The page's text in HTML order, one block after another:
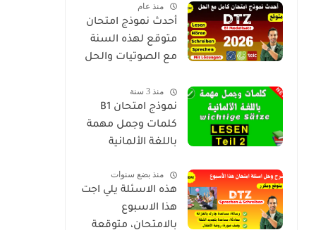
الأصوات والحل
منذ عام
أحدث نموذج امتحان
متوقع لهذه السنة
مع الصوتيات والحل
2026
منذ 3 سنة
نموذج امتحان B1
كلمات وجمل مهمة
باللغة الألمانية
منذ بضع سنوات
هذه الاسئلة يلي اجت
هذا الاسبوع
بالامتحان، متوقعة